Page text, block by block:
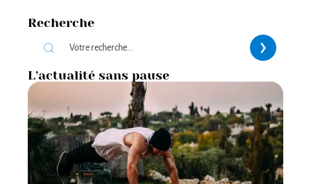
Recherche
L’actualité sans pause